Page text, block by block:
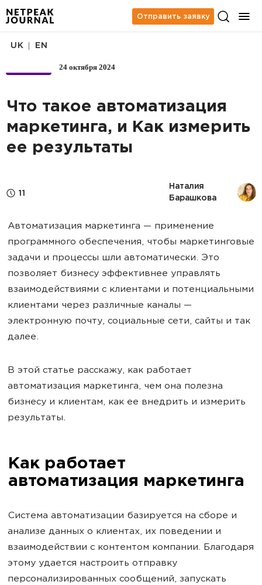
Отправить заявку
24 октября 2024
UK EN
Что такое автоматизация
маркетинга, и Как измерить
ее результаты
11
Наталия
Барашкова
Автоматизация маркетинга — применение
программного обеспечения, чтобы маркетинговые
задачи и процессы шли автоматически. Это
позволяет бизнесу эффективнее управлять
взаимодействиями с клиентами и потенциальными
клиентами через различные каналы —
электронную почту, социальные сети, сайты и так
далее.
В этой статье расскажу, как работает
автоматизация маркетинга, чем она полезна
бизнесу и клиентам, как ее внедрить и измерить
результаты.
Как работает
автоматизация маркетинга
Система автоматизации базируется на сборе и
анализе данных о клиентах, их поведении и
взаимодействии с контентом компании. Благодаря
этому удается настроить отправку
персонализированных сообщений, запускать